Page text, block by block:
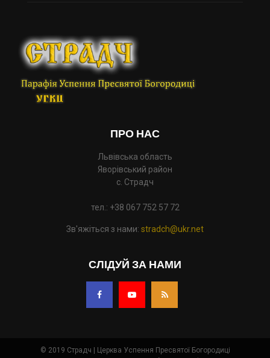
ПРО НАС
Львівська область
Яворівський район
с. Страдч
тел.: +38 067 752 57 72
Зв'яжіться з нами: stradch@ukr.net
СЛІДУЙ ЗА НАМИ
© 2019 Страдч | Церква Успення Пресвятої Богородиці